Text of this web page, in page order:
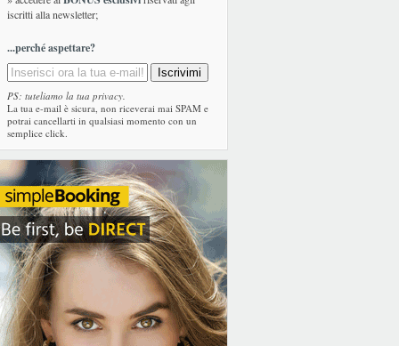
iscritti alla newsletter;
...perché aspettare?
PS: tuteliamo la tua privacy.
La tua e-mail è sicura, non riceverai mai SPAM e
potrai cancellarti in qualsiasi momento con un
semplice click.